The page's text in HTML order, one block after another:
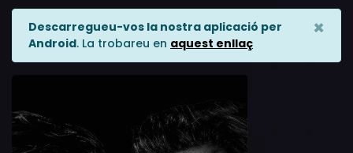
Descarregueu-vos la nostra aplicació per
Android. La trobareu en aquest enllaç
×